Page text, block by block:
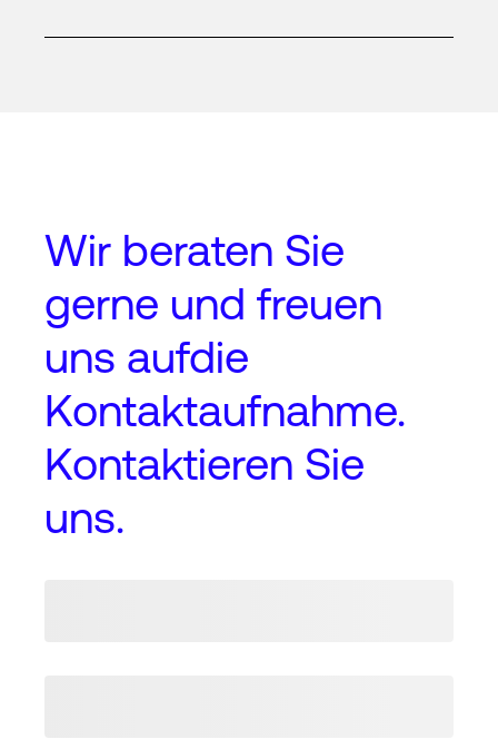
Wir beraten Sie
gerne und freuen
uns aufdie
Kontaktaufnahme.
Kontaktieren Sie
uns.